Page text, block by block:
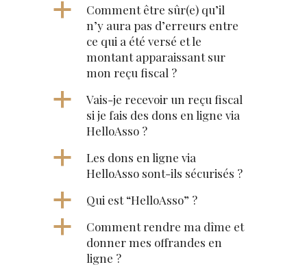
a
Comment être sûr(e) qu’il
n’y aura pas d’erreurs entre
ce qui a été versé et le
montant apparaissant sur
mon reçu fiscal ?
a
Vais-je recevoir un reçu fiscal
si je fais des dons en ligne via
HelloAsso ?
a
Les dons en ligne via
HelloAsso sont-ils sécurisés ?
a Qui est “HelloAsso” ?
a
Comment rendre ma dîme et
donner mes offrandes en
ligne ?